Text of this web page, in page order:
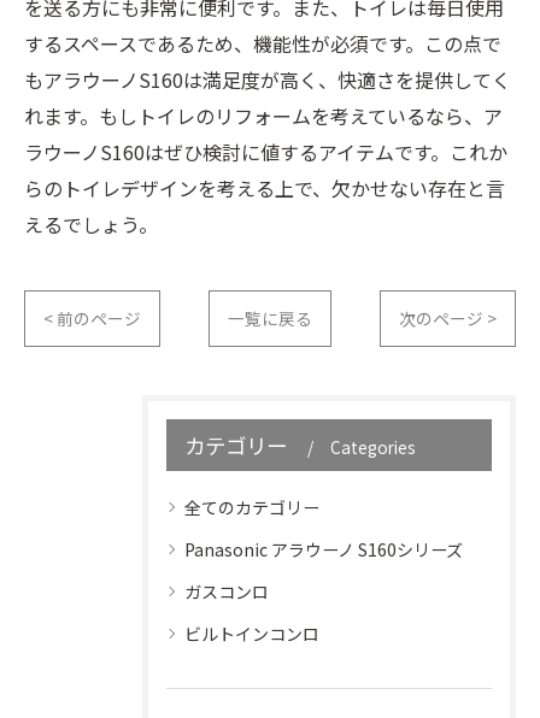
を送る方にも非常に便利です。また、トイレは毎日使用
するスペースであるため、機能性が必須です。この点で
もアラウーノS160は満足度が高く、快適さを提供してく
れます。もしトイレのリフォームを考えているなら、ア
ラウーノS160はぜひ検討に値するアイテムです。これか
らのトイレデザインを考える上で、欠かせない存在と言
えるでしょう。
< 前のページ 一覧に戻る 次のページ >
カテゴリー Categories
全てのカテゴリー
Panasonic アラウーノ S160シリーズ
ガスコンロ
ビルトインコンロ